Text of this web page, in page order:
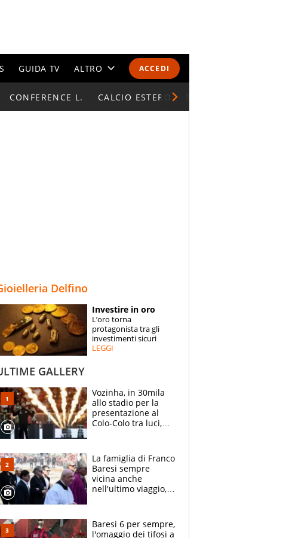
ACCEDI
GUIDA TV ALTRO
CALENDARI E CLASSIFICHE
ESPERTI
CONTATTI
CONFERENCE L. CALCIO ESTERO
Delfino
Investire in oro
L’oro torna
protagonista tra gli
investimenti sicuri
LEGGI
GALLERY
Vozinha, in 30mila
allo stadio per la
presentazione al
Colo-Colo tra luci,
La famiglia di Franco
Baresi sempre
vicina anche
nell'ultimo viaggio,
circondati
dall'affetto dei tifosi
Baresi 6 per sempre,
l'omaggio dei tifosi a